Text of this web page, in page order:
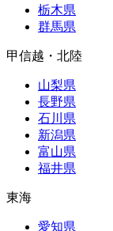
栃木県
群馬県
甲信越・北陸
山梨県
長野県
石川県
新潟県
富山県
福井県
東海
愛知県